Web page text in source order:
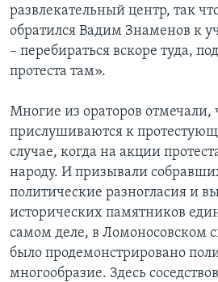
развлекательный центр, так
обратился Вадим Знаменов к
– перебираться вскоре туда,
протеста там».
Многие из ораторов отмечали,
прислушиваются к
случае, когда на акции
народу. И призывали
политические разногласия и
исторических памятников
самом деле, в Ломоносовском
было продемонстрировано
многообразие. Здесь